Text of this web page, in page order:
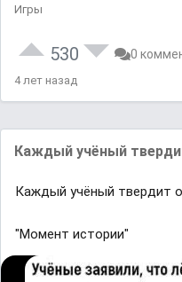
Игры
530 0
4 лет назад
Каждый учёный
Каждый учёный твердит
"Момент истории"